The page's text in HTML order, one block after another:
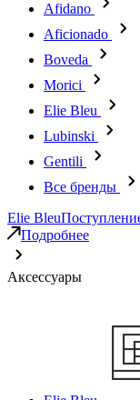
Afidano
Aficionado
Boveda
Morici
Elie Bleu
Lubinski
Gentili
Все бренды
Elie Bleu
Подробнее
Аксессуары